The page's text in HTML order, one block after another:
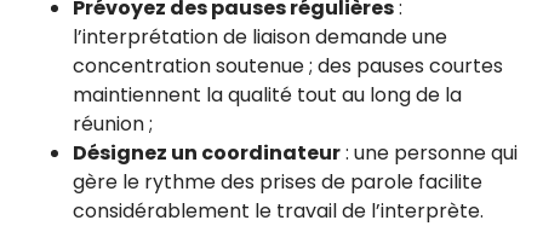
Prévoyez des pauses régulières:
l’interprétation de liaison demande une
concentration soutenue ; des pauses courtes
maintiennent la qualité tout au long de la
réunion ;
Désignez un coordinateur: une personne qui
gère le rythme des prises de parole facilite
considérablement le travail de l’interprète.